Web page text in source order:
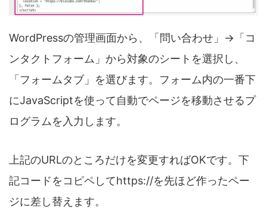
WordPressの管理画面から、「問い合わせ」→「コ
ンタクトフォーム」から対象のシートを選択し、
「フォームタブ」を選びます。フォーム内の一番下
にJavaScriptを使って自動でページを移動させるプ
ログラムを入力します。
上記のURLのところだけを変更すればOKです。下
記コードをコピペしてhttps://を先ほど作ったペー
ジに差し替えます。